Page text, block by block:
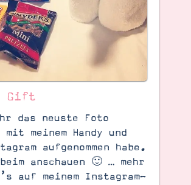
Gift
das neuste Foto
meinem Handy und
aufgenommen habe.
anschauen 🙂 … mehr
auf meinem Instagram-